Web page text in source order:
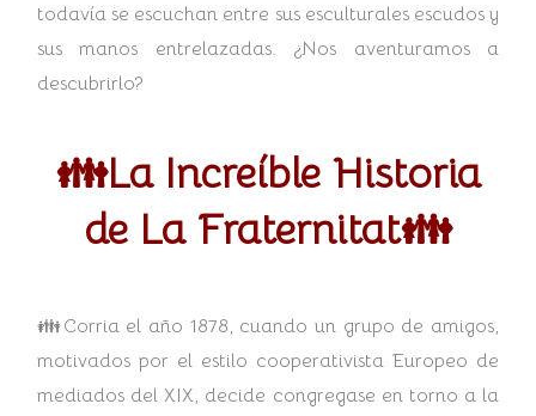
todavía se escuchan entre sus esculturales escudos y
sus manos entrelazadas. ¿Nos aventuramos a
descubrirlo?
👪La Increíble Historia
de La Fraternitat👪
👪Corria el año 1878, cuando un grupo de amigos,
motivados por el estilo cooperativista Europeo de
mediados del XIX, decide congregase en torno a la